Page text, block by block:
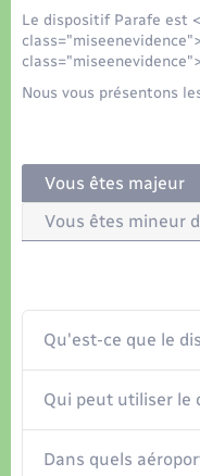
Sécurité -
Commerces -
Le dispositif Parafe est
Nous vous présentons
Vous êtes majeur
Vous êtes mineur
Qu'est-ce que le
Qui peut utiliser le
Dans quels